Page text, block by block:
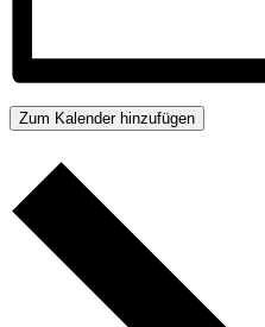
Zum Kalender hinzufügen